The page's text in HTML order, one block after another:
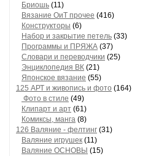
Бриошь (11)
Вязание ОиТ прочее (416)
Конструкторы (6)
Набор и закрытие петель (33)
Программы и ПРЯЖА (37)
Словари и переводчики (25)
Энциклопедия ВК (21)
Японское вязание (55)
125 АРТ и живопись и фото (164)
Фото в стиле (49)
Клипарт и арт (61)
Комиксы, манга (8)
126 Валяние - фелтинг (31)
Валяние игрушек (11)
Валяние ОСНОВЫ (15)